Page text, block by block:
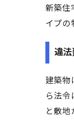
新築住
イプの
違
建築物
ら法
と敷